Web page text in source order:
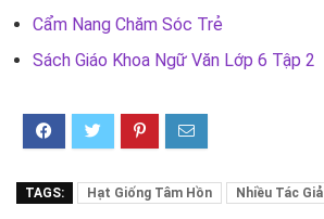
Cẩm Nang Chăm Sóc Trẻ
Sách Giáo Khoa Ngữ Văn Lớp 6 Tập 2
TAGS: Hạt Giống Tâm Hồn Nhiều Tác Giả